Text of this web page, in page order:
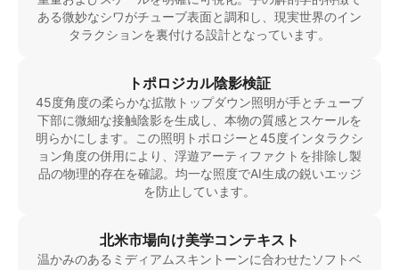
ある微妙なシワがチューブ表面と調和し、現実世界のイン
タラクションを裏付ける設計となっています。
トポロジカル陰影検証
45度角度の柔らかな拡散トップダウン照明が手とチューブ
下部に微細な接触陰影を生成し、本物の質感とスケールを
明らかにします。この照明トポロジーと45度インタラクシ
ョン角度の併用により、浮遊アーティファクトを排除し製
品の物理的存在を確認。均一な照度でAI生成の鋭いエッジ
を防止しています。
北米市場向け美学コンテキスト
温かみのあるミディアムスキントーンに合わせたソフトベ